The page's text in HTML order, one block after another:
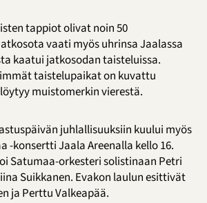
tappiot olivat noin 50
vaati myös uhrinsa Jaalassa
kaatui jatkosodan taisteluissa.
taistelupaikat on kuvattu
muistomerkin vierestä.
juhlallisuuksiin kuului myös
-konsertti Jaala Areenalla kello 16.
Satumaa-orkesteri solistinaan Petri
Suikkanen. Evakon laulun esittivät
ja Perttu Valkeapää.